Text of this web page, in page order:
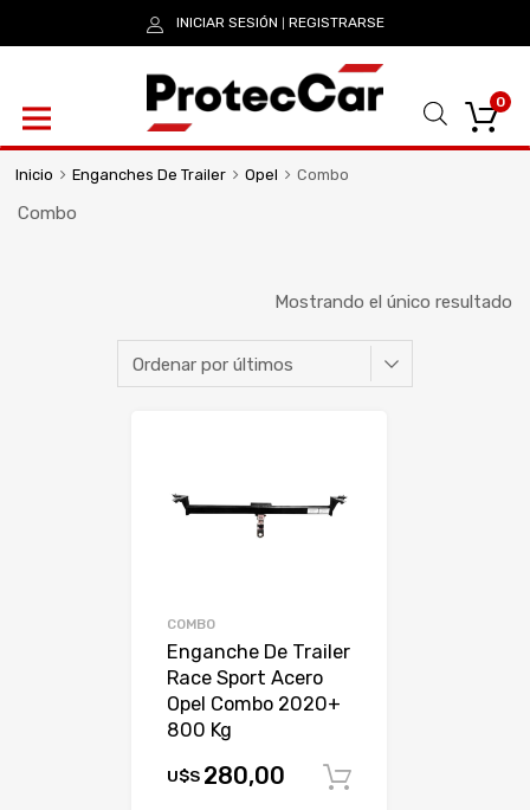
INICIAR SESIÓN REGISTRARSE
0
Inicio Enganches De Trailer Opel Combo
Combo
Mostrando el único resultado
COMBO
Enganche De Trailer
Race Sport Acero
Opel Combo 2020+
800 Kg
U$S 280,00